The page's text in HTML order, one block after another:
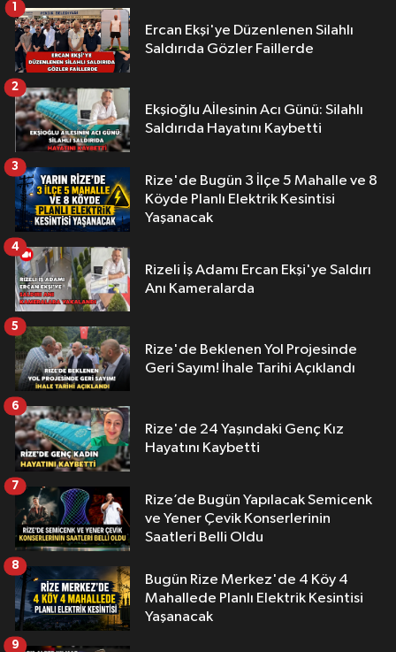
Ercan Ekşi'ye Düzenlenen Silahlı
Saldırıda Gözler Faillerde
1
Ekşioğlu Aİlesinin Acı Günü: Silahlı
Saldırıda Hayatını Kaybetti
2
Rize'de Bugün 3 İlçe 5 Mahalle ve 8
Köyde Planlı Elektrik Kesintisi
Yaşanacak
3
Rizeli İş Adamı Ercan Ekşi'ye Saldırı
Anı Kameralarda
4
Rize'de Beklenen Yol Projesinde
Geri Sayım! İhale Tarihi Açıklandı
5
Rize'de 24 Yaşındaki Genç Kız
Hayatını Kaybetti
6
Rize’de Bugün Yapılacak Semicenk
ve Yener Çevik Konserlerinin
Saatleri Belli Oldu
7
Bugün Rize Merkez'de 4 Köy 4
Mahallede Planlı Elektrik Kesintisi
Yaşanacak
8
9